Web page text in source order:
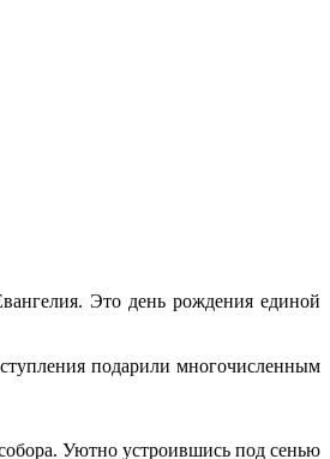
Это день рождения единой
подарили многочисленным
Уютно устроившись под сенью